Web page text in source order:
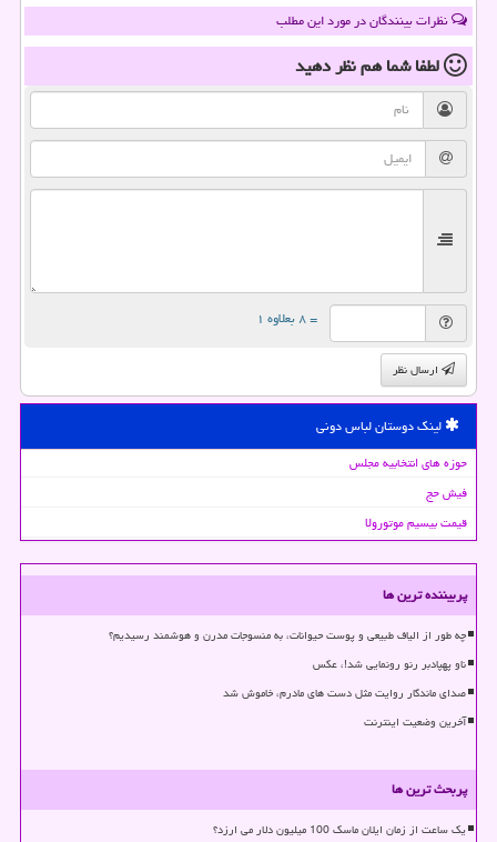
نظرات بینندگان در مورد این مطلب
لطفا شما همنظر دهید
= ۸ بعلاوه ۱
ارسال نظر
لینک دوستان لباس دونی
حوزه های انتخابیه مجلس
فیش حج
قیمت بیسیم موتورولا
پربیننده ترین ها
چه طور از الیاف طبیعی و پوست حیوانات، به منسوجات مدرن و هوشمند رسیدیم؟
ناو پهپادبر رنو رونمایی شد!، عکس
صدای ماندگار روایت مثل دست های مادرم، خاموش شد
آخرین وضعیت اینترنت
پربحث ترین ها
یک ساعت از زمان ایلان ماسک 100 میلیون دلار می ارزد؟